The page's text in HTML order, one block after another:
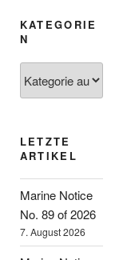
KATEGORIE
N
LETZTE
ARTIKEL
Marine Notice
No. 89 of 2026
7. August 2026